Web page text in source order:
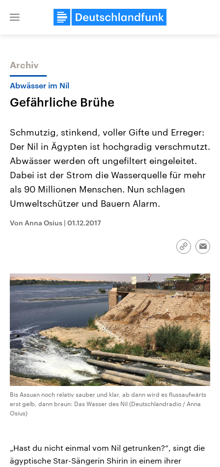
Close
Themen
Landtagswahl Sachsen-Anhalt
2026
Alle Informationen
Sachsen-Anhalt wählt am 6.
September 2026 einen neuen
Bundesland von einer Koalition aus
CDU, SPD und FDP regiert.-
Aktuelle Beiträge,
Hintergründe
Wirtschaftlich und
gehören die Vereinigten
Audio-Archiv
Archiv
Abwässer im Nil
Gefährliche Brühe
Schmutzig, stinkend, voller Gifte und Erreger:
Der Nil in Ägypten ist hochgradig verschmutzt.
Abwässer werden oft ungefiltert eingeleitet.
Dabei ist der Strom die Wasserquelle für mehr
als 90 Millionen Menschen. Nun schlagen
Umweltschützer und Bauern Alarm.
Von Anna Osius | 01.12.2017
Link
Bis Assuan noch relativ sauber und klar, ab dann wird es flussaufwärts
erst gelb, dann braun: Das Wasser des Nil (Deutschlandradio / Anna
Osius)
„Hast du nicht einmal vom Nil getrunken?“, singt die
ägyptische Star-Sängerin Shirin in einem ihrer